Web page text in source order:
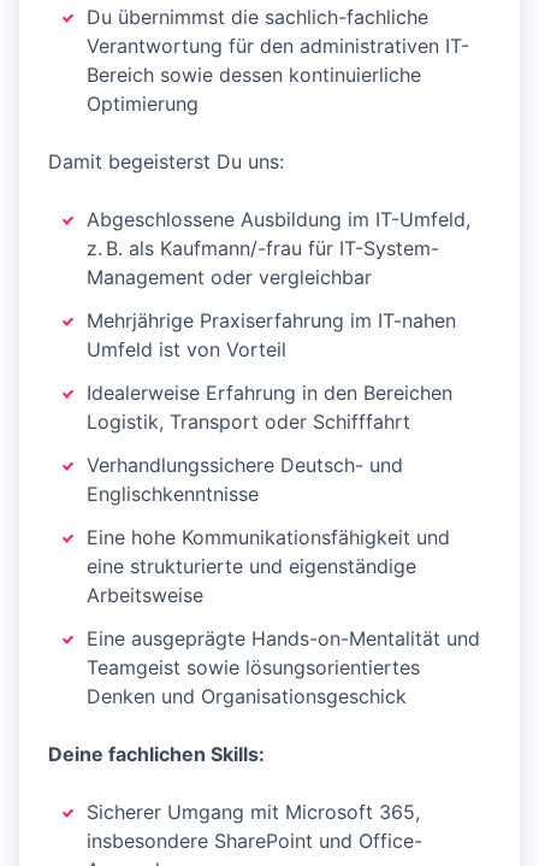
Du übernimmst die sachlich-fachliche
Verantwortung für den administrativen IT-
Bereich sowie dessen kontinuierliche
Optimierung
Damit begeisterst Du uns:
Abgeschlossene Ausbildung im IT-Umfeld,
z. B. als Kaufmann/-frau für IT-System-
Management oder vergleichbar
Mehrjährige Praxiserfahrung im IT-nahen
Umfeld ist von Vorteil
Idealerweise Erfahrung in den Bereichen
Logistik, Transport oder Schifffahrt
Verhandlungssichere Deutsch- und
Englischkenntnisse
Eine hohe Kommunikationsfähigkeit und
eine strukturierte und eigenständige
Arbeitsweise
Eine ausgeprägte Hands-on-Mentalität und
Teamgeist sowie lösungsorientiertes
Denken und Organisationsgeschick
Deine fachlichen Skills:
Sicherer Umgang mit Microsoft 365,
insbesondere SharePoint und Office-